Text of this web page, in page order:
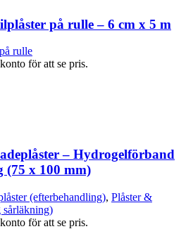
på rulle – 6 cm x 5 m
rulle
för att se pris.
– Hydrogelförband
x 100 mm)
(efterbehandling), Plåster &
sårläkning)
för att se pris.